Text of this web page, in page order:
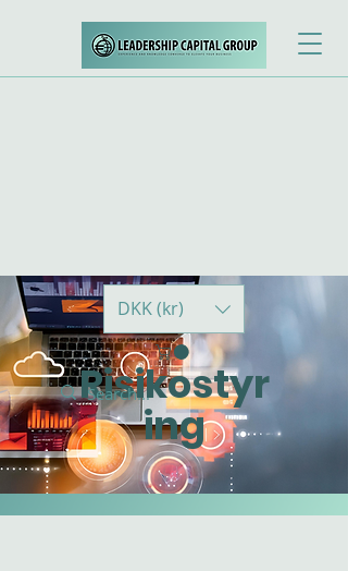
DKK (kr)
Risikostyr
ing